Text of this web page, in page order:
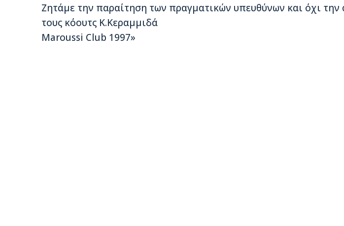
Ζητάμε την παραίτηση των πραγματικών υπευθύνων και όχι
τους κόουτς Κ.Κεραμμιδά
Maroussi Club 1997»